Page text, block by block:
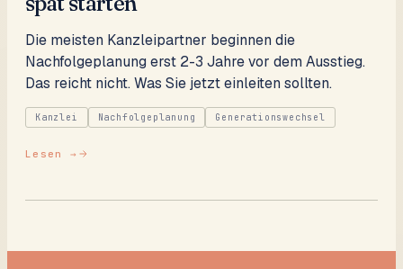
Die meisten Kanzleipartner beginnen die
Nachfolgeplanung erst 2-3 Jahre vor dem Ausstieg.
Das reicht nicht. Was Sie jetzt einleiten sollten.
Kanzlei Nachfolgeplanung Generationswechsel
Lesen →